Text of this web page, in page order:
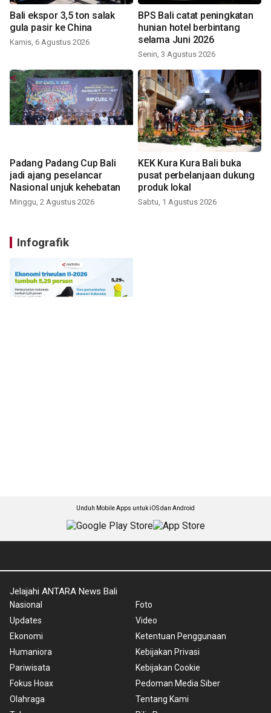
Bali ekspor 3,5 ton salak
gula pasir ke China
Kamis, 6 Agustus 2026
BPS Bali catat peningkatan
hunian hotel berbintang
selama Juni 2026
Senin, 3 Agustus 2026
Padang Padang Cup Bali
jadi ajang peselancar
Nasional unjuk kehebatan
Minggu, 2 Agustus 2026
KEK Kura Kura Bali buka
pusat perbelanjaan dukung
produk lokal
Sabtu, 1 Agustus 2026
Infografik
Unduh Mobile Apps untuk iOS dan Android
Jelajahi ANTARA News Bali
Nasional
Updates
Ekonomi
Humaniora
Pariwisata
Fokus Hoax
Olahraga
Foto
Video
Ketentuan Penggunaan
Kebijakan Privasi
Kebijakan Cookie
Pedoman Media Siber
Tentang Kami